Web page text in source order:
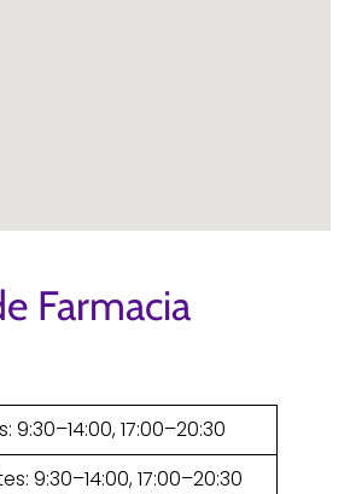
Farmacia
9:30–14:00, 17:00–20:30
9:30–14:00, 17:00–20:30